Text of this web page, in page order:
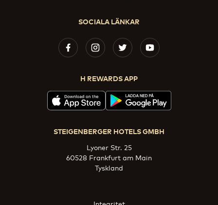
SOCIALA LÄNKAR
H REWARDS APP
STEIGENBERGER HOTELS GMBH
Lyoner Str. 25
60528 Frankfurt am Main
Tyskland